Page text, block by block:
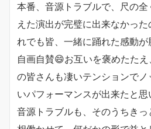
本番、音源トラブルで、尺の
えた演出が完璧に出来なかっ
れでも皆、一緒に踊れた感動が
自画自賛😄お互いを褒めたた
の皆さんも凄いテンションで
いパフォーマンスが出来たと
音源トラブルも、そのうちき